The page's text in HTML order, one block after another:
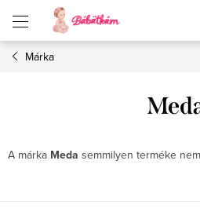
fő
tartalomhoz
Márka
A márka Meda semmilyen terméke